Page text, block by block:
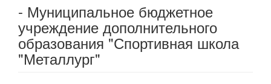
- Муниципальное бюджетное
учреждение дополнительного
образования "Спортивная школа
"Металлург"